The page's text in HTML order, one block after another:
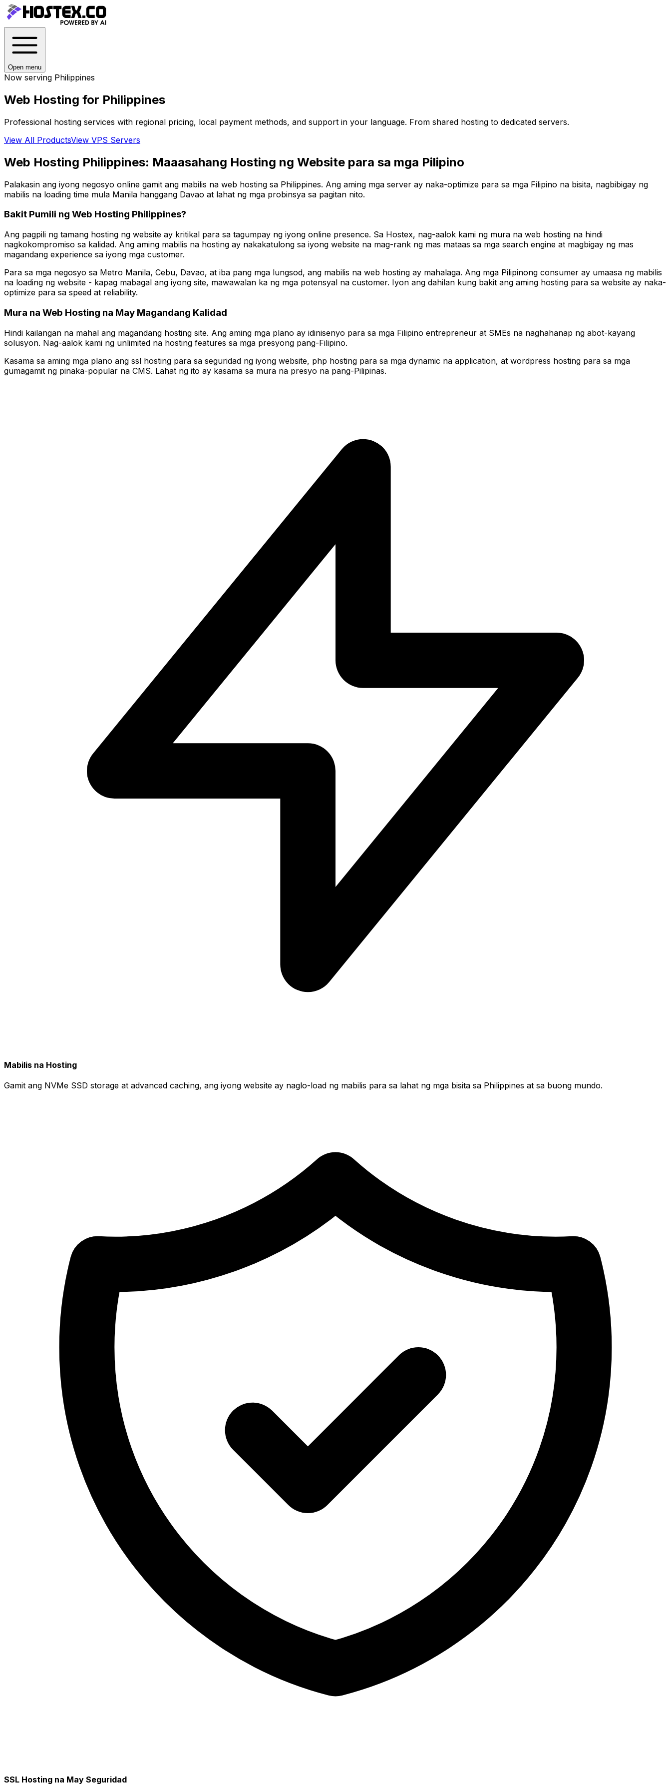
Open menu
Now serving Philippines
Web Hosting for Philippines
Professional hosting services with regional pricing, local payment methods, and support in your language. From shared hosting to dedicated servers.
View All ProductsView VPS Servers
Web Hosting Philippines: Maaasahang Hosting ng Website para sa mga Pilipino
Palakasin ang iyong negosyo online gamit ang mabilis na web hosting sa Philippines. Ang aming mga server ay naka-optimize para sa mga Filipino na bisita, nagbibigay ng
mabilis na loading time mula Manila hanggang Davao at lahat ng mga probinsya sa pagitan nito.
Bakit Pumili ng Web Hosting Philippines?
Ang pagpili ng tamang hosting ng website ay kritikal para sa tagumpay ng iyong online presence. Sa Hostex, nag-aalok kami ng mura na web hosting na hindi
nagkokompromiso sa kalidad. Ang aming mabilis na hosting ay nakakatulong sa iyong website na mag-rank ng mas mataas sa mga search engine at magbigay ng mas
magandang experience sa iyong mga customer.
Para sa mga negosyo sa Metro Manila, Cebu, Davao, at iba pang mga lungsod, ang mabilis na web hosting ay mahalaga. Ang mga Pilipinong consumer ay umaasa ng mabilis
na loading ng website - kapag mabagal ang iyong site, mawawalan ka ng mga potensyal na customer. Iyon ang dahilan kung bakit ang aming hosting para sa website ay naka-
optimize para sa speed at reliability.
Mura na Web Hosting na May Magandang Kalidad
Hindi kailangan na mahal ang magandang hosting site. Ang aming mga plano ay idinisenyo para sa mga Filipino entrepreneur at SMEs na naghahanap ng abot-kayang
solusyon. Nag-aalok kami ng unlimited na hosting features sa mga presyong pang-Filipino.
Kasama sa aming mga plano ang ssl hosting para sa seguridad ng iyong website, php hosting para sa mga dynamic na application, at wordpress hosting para sa mga
gumagamit ng pinaka-popular na CMS. Lahat ng ito ay kasama sa mura na presyo na pang-Pilipinas.
Mabilis na Hosting
Gamit ang NVMe SSD storage at advanced caching, ang iyong website ay naglo-load ng mabilis para sa lahat ng mga bisita sa Philippines at sa buong mundo.
SSL Hosting na May Seguridad